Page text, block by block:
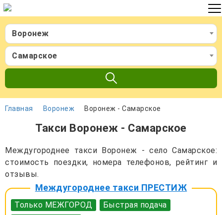
Воронеж
Самарское
Главная Воронеж Воронеж - Самарское
Такси Воронеж - Самарское
Междугороднее такси Воронеж - село Самарское:
стоимость поездки, номера телефонов, рейтинг и
отзывы.
Междугороднее такси ПРЕСТИЖ
Только МЕЖГОРОД
Быстрая подача